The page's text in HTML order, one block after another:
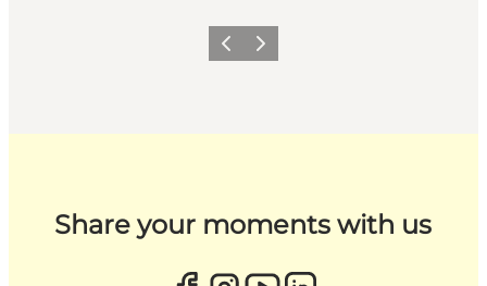
ZurückWeiter
Share your moments with us